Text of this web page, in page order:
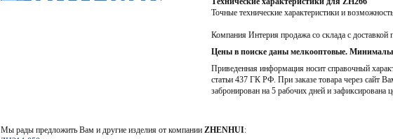
Точные технические характеристики и
Компания Интерия продажа со склада с
Цены в поиске даны мелкооптовые.
Приведенная информация носит справочный
статьи 437 ГК РФ. При заказе товара через сайт
забронирован на 5 рабочих дней и зафиксирована
Мы рады предложить Вам и другие изделия от компании ZHENHUI: